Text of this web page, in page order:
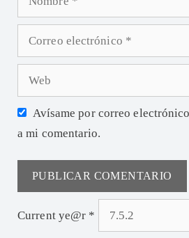
Avísame por correo
a mi comentario.
Current ye@r *